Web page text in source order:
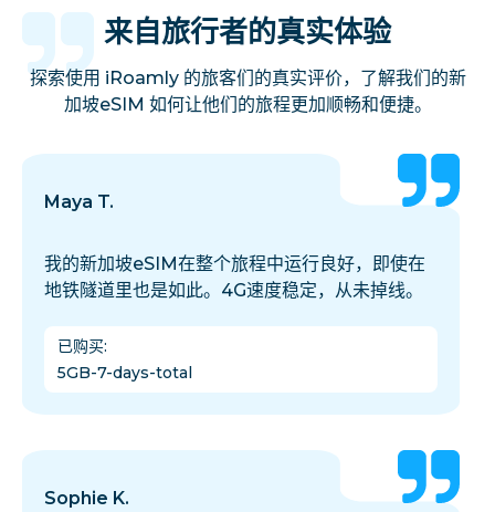
来自旅行者的真实体验
探索使用 iRoamly 的旅客们的真实评价，了解我们的新
加坡eSIM 如何让他们的旅程更加顺畅和便捷。
Maya T.
我的新加坡eSIM在整个旅程中运行良好，即使在
地铁隧道里也是如此。4G速度稳定，从未掉线。
已购买:
5GB-7-days-total
Sophie K.